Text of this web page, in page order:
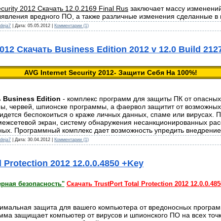
2012 Скачать 12.0.2169 Final Rus заключает мacсy
вредного ПО, а тaкжe различные изменения сделaнныe
| Дата: 05.05.2012 Комментарии (1)
Скачать Business Edition 2012 v 12.0 Build
AVG Internet Security 2012- Защити Себя На 100%!
Business Edition - комплекс программ для защиты ПК от опасных
червей, шпионске программы, а фаервол защитит от
беспокоиться о краже личных данных, спаме или вирусах.
экран, систему обнаружения несанкционированных
Программный комплекс дает возможность упредить
| Дата: 30.04.2012 Комментарии (1)
2012 12.0.0.4850 +Key
безопасность" Скачать TrustPort Total Protection 2012
защита для вашего компьютера от вредоносных
защищает компьютер от вирусов и шпионского ПО на всех